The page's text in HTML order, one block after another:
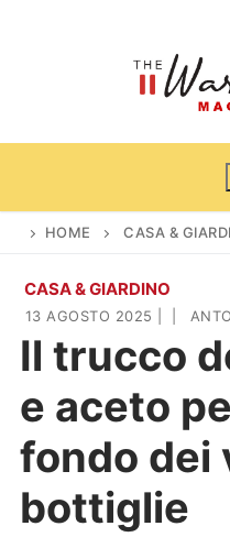
Home
News
Cinema e TV
Casa & Giardino
Arredamento
Piante e fiori
DIY
Lifestyle
HOME CASA &
CASA & GIARDINO
13 AGOSTO 2025
Il trucco
e aceto
fondo dei
bottiglie